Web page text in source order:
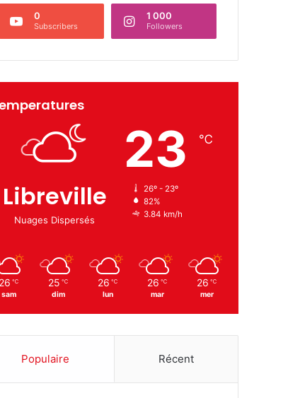
0
Subscribers
1 000
Followers
Libreville
Nuages Dispersés
23 ℃
26º - 23º
82%
3.84 km/h
26 ℃
sam
25 ℃
dim
26 ℃
lun
26 ℃
mar
26 ℃
mer
Populaire Récent